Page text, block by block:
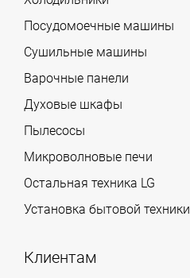
Посудомоечные машины
Сушильные машины
Варочные панели
Духовые шкафы
Пылесосы
Микроволновые печи
Остальная техника LG
Установка бытовой техники
Клиентам